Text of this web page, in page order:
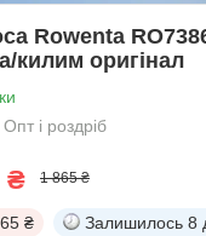
Rowenta
килим оригінал
Опт і роздріб
₴ 1 865 ₴
₴ Залишилось 8